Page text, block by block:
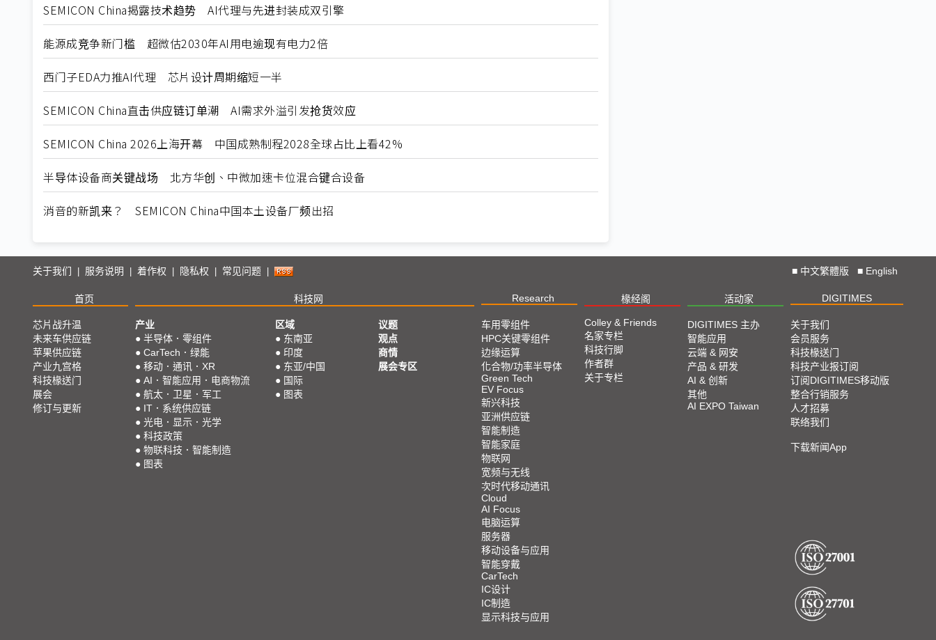
SEMICON China揭露技术趋势 AI代理与先进封装成双引擎
能源成竞争新门槛 超微估2030年AI用电逾现有电力2倍
西门子EDA力推AI代理 芯片设计周期缩短一半
SEMICON China直击供应链订单潮 AI需求外溢引发抢货效应
SEMICON China 2026上海开幕 中国成熟制程2028全球占比上看42%
半导体设备商关键战场 北方华创、中微加速卡位混合键合设备
消音的新凯来？ SEMICON China中国本土设备厂频出招
关于我们 服务说明 着作权 隐私权 常见问题 ■ 中文繁體版 ■ English
首页 科技网 Research 椽经阁 活动家 DIGITIMES
芯片战升温
未来车供应链
苹果供应链
产业九宫格
科技椽送门
展会
修订与更新
产业
● 半导体．零组件
● CarTech．绿能
● 移动．通讯．XR
● AI．智能应用．电商物流
● 航太．卫星．军工
● IT．系统供应链
● 光电．显示．光学
● 科技政策
● 物联科技．智能制造
● 图表
区域
● 东南亚
● 印度
● 东亚/中国
● 国际
● 图表
议题
观点
商情
展会专区
车用零组件
HPC关键零组件
边缘运算
化合物/功率半导体
Green Tech
EV Focus
新兴科技
亚洲供应链
智能制造
智能家庭
物联网
宽频与无线
次时代移动通讯
Cloud
AI Focus
电脑运算
服务器
移动设备与应用
智能穿戴
CarTech
IC设计
IC制造
显示科技与应用
Colley & Friends
名家专栏
科技行脚
作者群
关于专栏
DIGITIMES 主办
智能应用
云端 & 网安
产品 & 研发
AI & 创新
其他
AI EXPO Taiwan
关于我们
会员服务
科技椽送门
科技产业报订阅
订阅DIGITIMES移动版
整合行销服务
人才招募
联络我们
下载新闻App